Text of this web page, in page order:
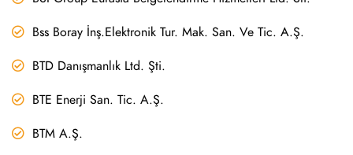
Bss Boray İnş.Elektronik Tur. Mak. San. Ve Tic. A.Ş.
BTD Danışmanlık Ltd. Şti.
BTE Enerji San. Tic. A.Ş.
BTM A.Ş.